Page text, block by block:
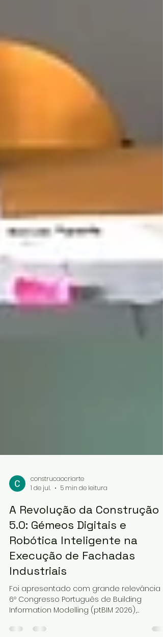
construcaocriarte
1 de jul.
5 min de leitura
A Revolução da Construção
5.0: Gémeos Digitais e
Robótica Inteligente na
Execução de Fachadas
Industriais
Foi apresentado com grande relevância